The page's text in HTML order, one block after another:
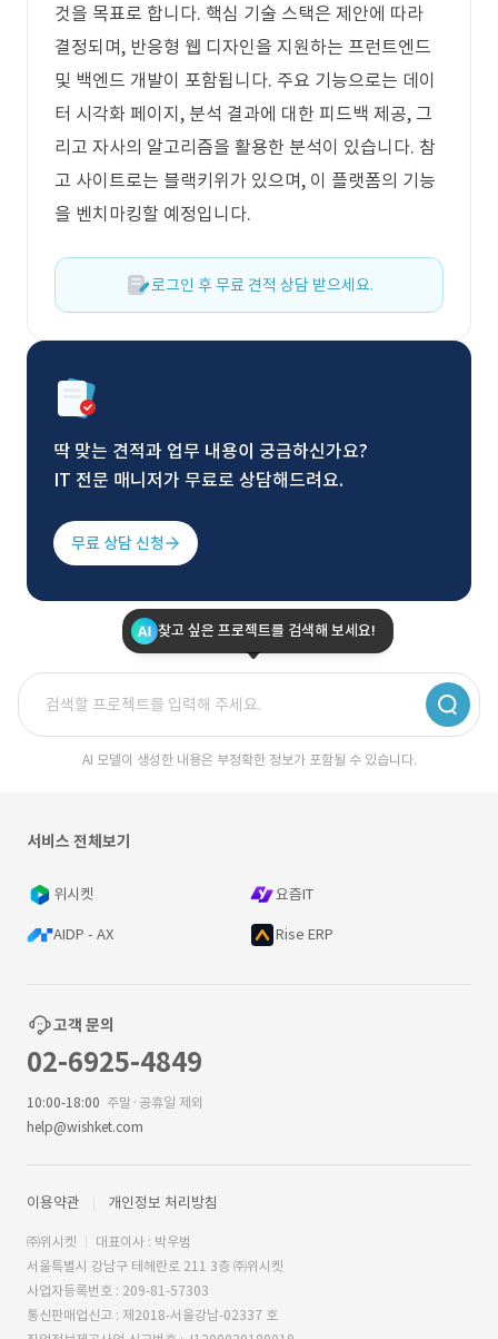
것을 목표로 합니다. 핵심 기술 스택은 제안에 따라
결정되며, 반응형 웹 디자인을 지원하는 프런트엔드
및 백엔드 개발이 포함됩니다. 주요 기능으로는 데이
터 시각화 페이지, 분석 결과에 대한 피드백 제공, 그
리고 자사의 알고리즘을 활용한 분석이 있습니다. 참
고 사이트로는 블랙키위가 있으며, 이 플랫폼의 기능
을 벤치마킹할 예정입니다.
로그인 후 무료 견적 상담 받으세요.
딱 맞는 견적과 업무 내용이 궁금하신가요?
IT 전문 매니저가 무료로 상담해드려요.
무료 상담 신청
찾고 싶은 프로젝트를 검색해 보세요!
AI 모델이 생성한 내용은 부정확한 정보가 포함될 수 있습니다.
서비스 전체보기
위시켓 요즘IT
AIDP - AX Rise ERP
고객 문의
02-6925-4849
10:00-18:00 주말·공휴일 제외
help@wishket.com
이용약관 개인정보 처리방침
㈜위시켓
대표이사 : 박우범
서울특별시 강남구 테헤란로 211 3층 ㈜위시켓
사업자등록번호 : 209-81-57303
통신판매업신고 : 제2018-서울강남-02337 호